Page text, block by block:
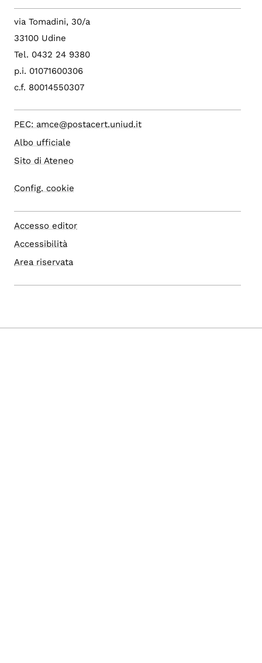
via Tomadini, 30/a
33100 Udine
Tel. 0432 24 9380
p.i. 01071600306
c.f. 80014550307
PEC: amce@postacert.uniud.it
Albo ufficiale
Sito di Ateneo
Config. cookie
Accesso editor
Accessibilità
Area riservata